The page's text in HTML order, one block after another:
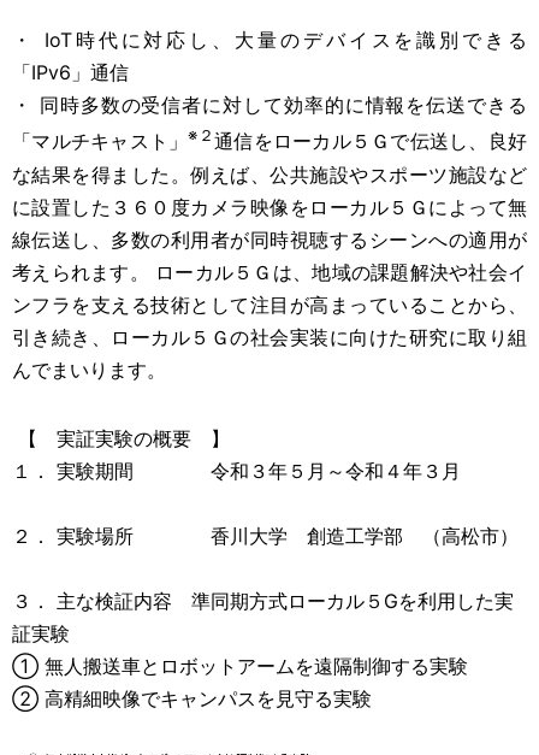
・ IoT時代に対応し、大量のデバイスを識別できる
「IPv6」通信
・ 同時多数の受信者に対して効率的に情報を伝送できる
「マルチキャスト」※２通信をローカル５Ｇで伝送し、良好
な結果を得ました。例えば、公共施設やスポーツ施設など
に設置した３６０度カメラ映像をローカル５Ｇによって無
線伝送し、多数の利用者が同時視聴するシーンへの適用が
考えられます。 ローカル５Ｇは、地域の課題解決や社会イ
ンフラを支える技術として注目が高まっていることから、
引き続き、ローカル５Ｇの社会実装に向けた研究に取り組
んでまいります。
【 実証実験の概要 】
１． 実験期間 令和３年５月～令和４年３月
２． 実験場所 香川大学 創造工学部 （高松市）
３． 主な検証内容 準同期方式ローカル５Gを利用した実
証実験
① 無人搬送車とロボットアームを遠隔制御する実験
② 高精細映像でキャンパスを見守る実験